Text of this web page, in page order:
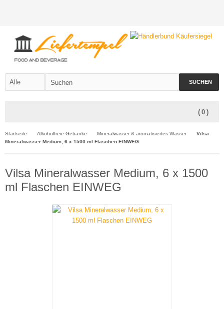
SUCHEN
( 0 )
Startseite Alkoholfreie Getränke Mineralwasser & aromatisiertes Wasser
Vilsa
Mineralwasser Medium, 6 x 1500 ml Flaschen EINWEG
Vilsa Mineralwasser Medium, 6 x 1500
ml Flaschen EINWEG